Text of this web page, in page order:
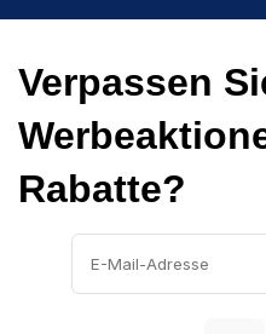
Verpassen
Rabatte?